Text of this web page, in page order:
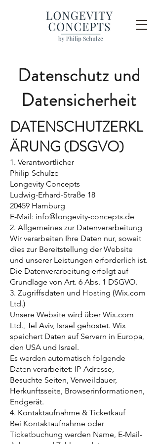
Datenschutz und
Datensicherheit
DATENSCHUTZERKL
ÄRUNG (DSGVO)
1. Verantwortlicher
Philip Schulze
Longevity Concepts
Ludwig-Erhard-Straße 18
20459 Hamburg
E-Mail: info@longevity-concepts.de
2. Allgemeines zur Datenverarbeitung
Wir verarbeiten Ihre Daten nur, soweit
dies zur Bereitstellung der Website
und unserer Leistungen erforderlich ist.
Die Datenverarbeitung erfolgt auf
Grundlage von Art. 6 Abs. 1 DSGVO.
3. Zugriffsdaten und Hosting (Wix.com
Ltd.)
Unsere Website wird über Wix.com
Ltd., Tel Aviv, Israel gehostet. Wix
speichert Daten auf Servern in Europa,
den USA und Israel.
Es werden automatisch folgende
Daten verarbeitet: IP-Adresse,
Besuchte Seiten, Verweildauer,
Herkunftsseite, Browserinformationen,
Endgerät.
4. Kontaktaufnahme & Ticketkauf
Bei Kontaktaufnahme oder
Ticketbuchung werden Name, E-Mail-